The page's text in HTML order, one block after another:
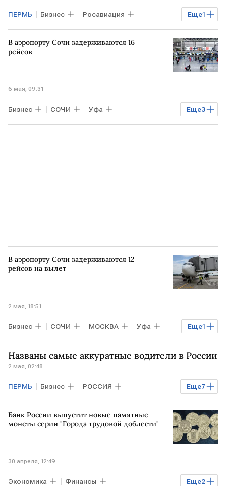
Еще1
ПЕРМЬ Бизнес Росавиация
Воздушный транспорт
В аэропорту Сочи задерживаются 16
рейсов
6 мая, 09:31
Еще3
Бизнес СОЧИ Уфа
НИЖНИЙ НОВГОРОД Азимут
В аэропорту Сочи задерживаются 12
рейсов на вылет
2 мая, 18:51
Еще1
Бизнес СОЧИ МОСКВА Уфа
Росавиация
Названы самые аккуратные водители в России
2 мая, 02:48
Еще7
ПЕРМЬ Бизнес РОССИЯ
Общество Иркутск Томск
Toyota Kia Hyundai
Банк России выпустит новые памятные
монеты серии "Города трудовой доблести"
30 апреля, 12:49
Еще2
Экономика Финансы